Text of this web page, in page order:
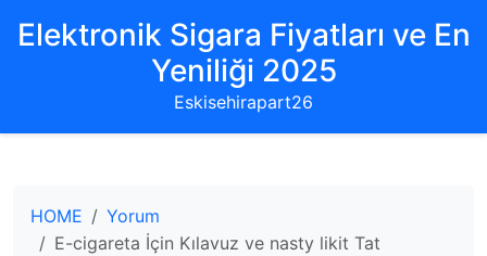
Elektronik Sigara Fiyatları ve En
Yeniliği 2025
Eskisehirapart26
HOME
Yorum
E-cigareta İçin Kılavuz ve nasty likit Tat